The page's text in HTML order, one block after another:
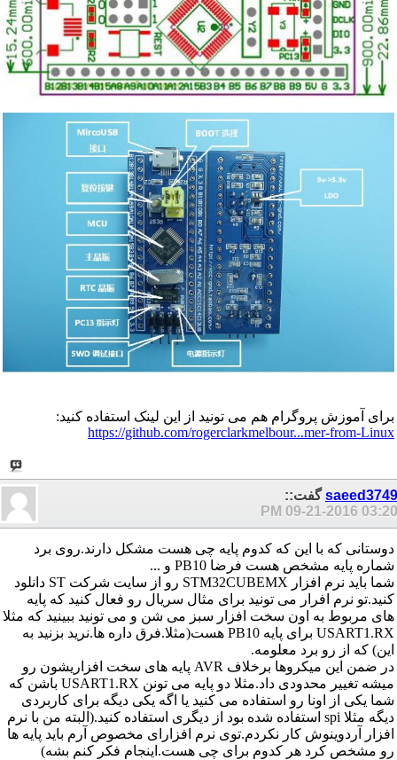
برای آموزش پروگرام هم می تونید از این لینک استفاده کنید:
https://github.com/rogerclarkmelbour...mer-from-Linux
saeed3749گفت::
09-21-2016 03:20 PM
دوستانی که با این که کدوم پایه چی هست مشکل دارند.روی برد
شماره پایه مشخص هست فرضا PB10 و ...
شما باید نرم افزار STM32CUBEMX رو از سایت شرکت ST دانلود
کنید.تو نرم افرار می تونید برای مثال سریال رو فعال کنید که پایه
های مربوط به اون سخت افزار سبز می شن و می تونید ببینید که مثلا
USART1.RX برای پایه PB10 هست(مثلا.فرق داره ها.نرید بزنید به
این) که از رو برد معلومه.
در ضمن این میکروها برخلاف AVR پایه های سخت افزاریشون رو
میشه تغییر محدودی داد.مثلا دو پایه می تونن USART1.RX باشن که
شما یکی از اونا رو استفاده می کنید یا اگه یکی دیگه برای کاربردی
دیگه مثلا spi استفاده شده بود از دیگری استفاده کنید.(البته من با نرم
افزار آردوینوش کار نکردم.توی نرم افزارای مخصوص آرم باید پایه ها
رو مشخص کرد هر کدوم برای چی هست.اینجام فکر کنم بشه)